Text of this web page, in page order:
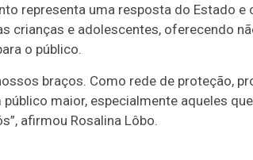
representa uma resposta do Estado e
crianças e adolescentes, oferecendo
o público.
braços. Como rede de proteção,
maior, especialmente aqueles
afirmou Rosalina Lôbo.